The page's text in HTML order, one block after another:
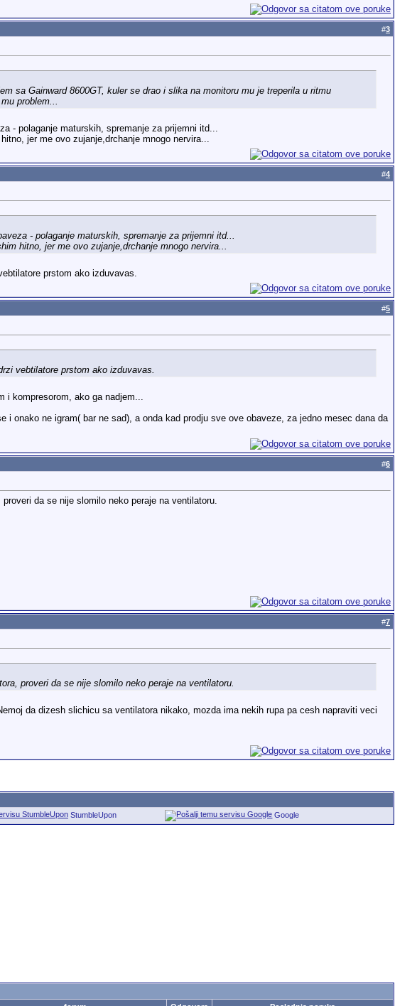
#3
sa Gainward 8600GT, kuler se drao i slika na monitoru mu je treperila u ritmu
problem...
- polaganje maturskih, spremanje za prijemni itd...
jer me ovo zujanje,drchanje mnogo nervira...
#4
- polaganje maturskih, spremanje za prijemni itd...
hitno, jer me ovo zujanje,drchanje mnogo nervira...
prstom ako izduvavas.
#5
vebtilatore prstom ako izduvavas.
i kompresorom, ako ga nadjem...
onako ne igram( bar ne sad), a onda kad prodju sve ove obaveze, za jedno mesec dana da
#6
da se nije slomilo neko peraje na ventilatoru.
#7
proveri da se nije slomilo neko peraje na ventilatoru.
da dizesh slichicu sa ventilatora nikako, mozda ima nekih rupa pa cesh napraviti veci
StumbleUpon Google